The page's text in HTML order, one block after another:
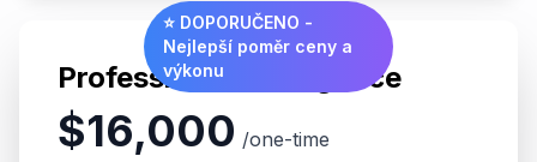
⭐ DOPORUČENO -
Nejlepší poměr ceny a
výkonu
Professional Intelligence
$16,000 /one-time